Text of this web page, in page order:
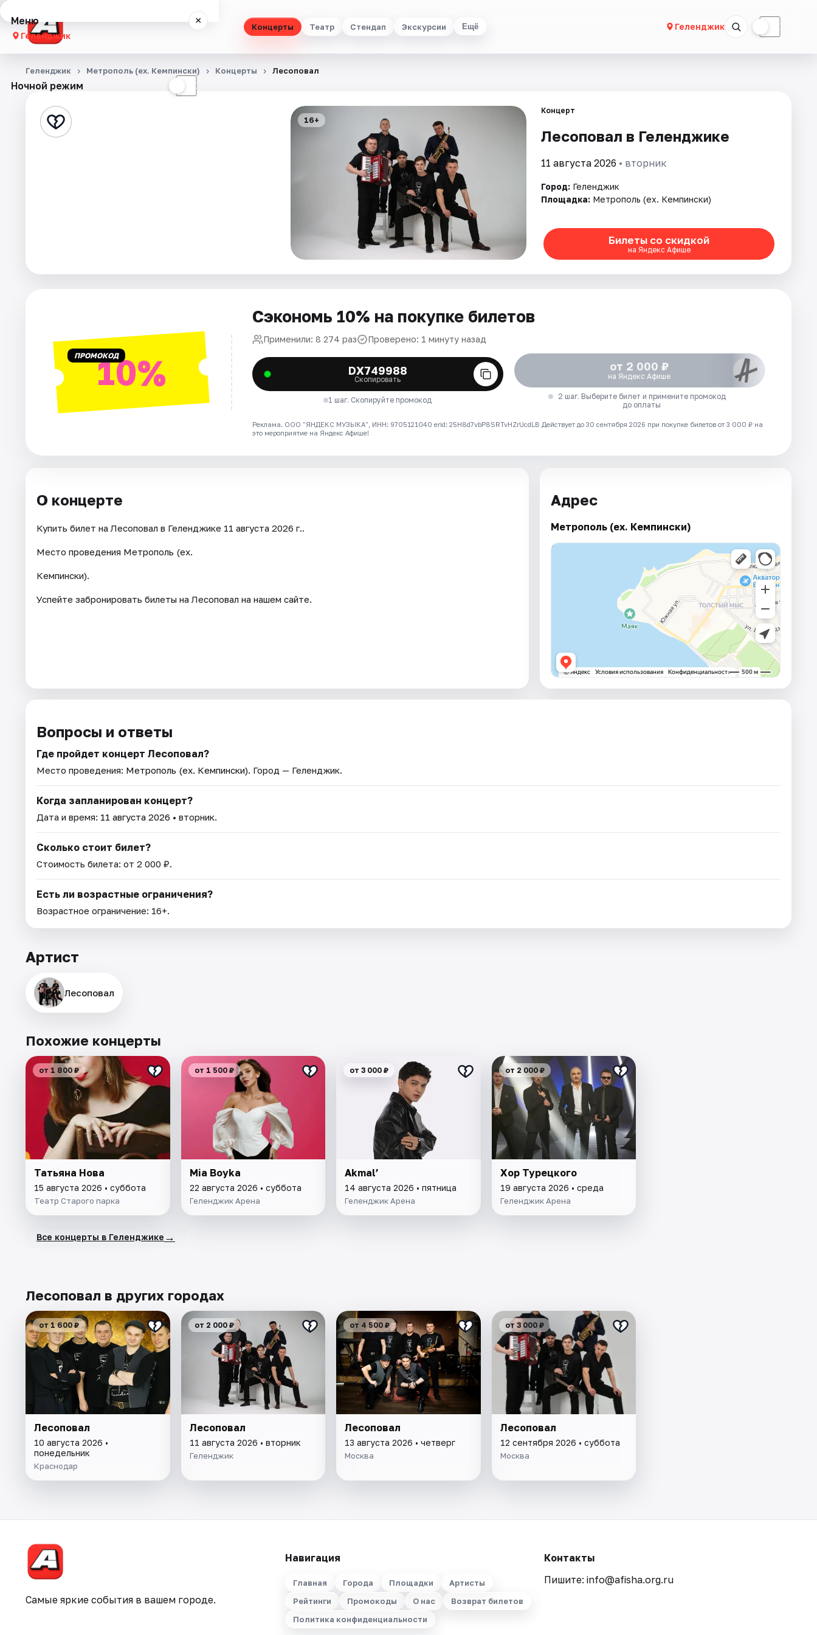
Концерты Театр Стендап Экскурсии Ещё Геленджик ☾
Меню ×
Геленджик
Концерты
Стендап
Ночной режим ☾
Геленджик Метрополь (ex. Кемпински) Концерты Лесоповал
16+
Концерт
Лесоповал в Геленджике
11 августа 2026 • вторник
Город: Геленджик
Площадка: Метрополь (ex. Кемпински)
Билеты со скидкой
на Яндекс Афише
ПРОМОКОД10%
Сэкономь 10% на покупке билетов
Применили: 8 274 раз Проверено: 1 минуту назад
DX749988
Скопировать
1 шаг. Скопируйте промокод
от 2 000 ₽
на Яндекс Афише
2 шаг. Выберите билет и примените промокод
до оплаты
Реклама. ООО "ЯНДЕКС МУЗЫКА", ИНН: 9705121040 erid: 25H8d7vbP8SRTvHZrUcdLB Действует до 30 сентября 2026 при покупке билетов от 3 000 ₽ на
это мероприятие на Яндекс Афише!
О концерте
Купить билет на Лесоповал в Геленджике 11 августа 2026 г..
Место проведения Метрополь (ex.
Кемпински).
Успейте забронировать билеты на Лесоповал на нашем сайте.
Адрес
Метрополь (ex. Кемпински)
Вопросы и ответы
Где пройдет концерт Лесоповал?
Место проведения: Метрополь (ex. Кемпински). Город — Геленджик.
Когда запланирован концерт?
Дата и время: 11 августа 2026 • вторник.
Сколько стоит билет?
Стоимость билета: от 2 000 ₽.
Есть ли возрастные ограничения?
Возрастное ограничение: 16+.
Артист
Лесоповал
Похожие концерты
от 1 800 ₽
Татьяна Нова
15 августа 2026 • суббота
Театр Старого паркa
от 1 500 ₽
Mia Boyka
22 августа 2026 • суббота
Геленджик Арена
от 3 000 ₽
Akmal’
14 августа 2026 • пятница
Геленджик Арена
от 2 000 ₽
Хор Турецкого
19 августа 2026 • среда
Геленджик Арена
Все концерты в Геленджике →
Лесоповал в других городах
от 1 600 ₽
Лесоповал
10 августа 2026 •
понедельник
Краснодар
от 2 000 ₽
Лесоповал
11 августа 2026 • вторник
Геленджик
от 4 500 ₽
Лесоповал
13 августа 2026 • четверг
Москва
от 3 000 ₽
Лесоповал
12 сентября 2026 • суббота
Москва
Самые яркие события в вашем городе.
Навигация
Главная Города Площадки
Артисты
Рейтинги
Промокоды О нас
Возврат билетов
Политика конфиденциальности
Контакты
Пишите: info@afisha.org.ru